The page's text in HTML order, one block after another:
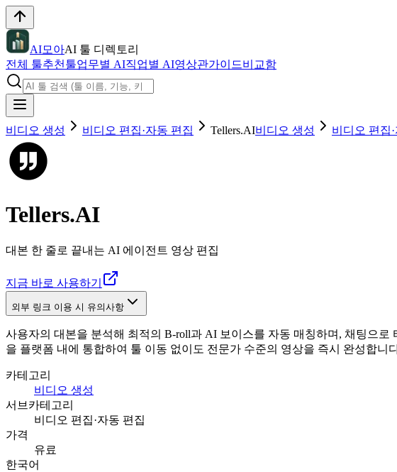
AI모아AI 툴 디렉토리
전체 툴추천툴업무별 AI직업별 AI영상관가이드비교함
비디오 생성 비디오 편집·자동 편집 Tellers.AI비디오 생성 비디오 편집
Tellers.AI
대본 한 줄로 끝내는 AI 에이전트 영상 편집
지금 바로 사용하기
외부 링크 이용 시 유의사항
사용자의 대본을 분석해 최적의 B-roll과 AI 보이스를 자동 매칭하며, 채팅으
을 플랫폼 내에 통합하여 툴 이동 없이도 전문가 수준의 영상을 즉시 완성합니
카테고리
비디오 생성
서브카테고리
비디오 편집·자동 편집
가격
유료
한국어